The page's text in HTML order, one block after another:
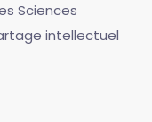
Sciences
intellectuel